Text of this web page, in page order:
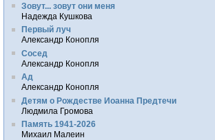
Зовут... зовут они меня
Надежда Кушкова
Первый луч
Александр Конопля
Сосед
Александр Конопля
Ад
Александр Конопля
Детям о Рождестве Иоанна Предтечи
Людмила Громова
Память 1941-2026
Михаил Малеин